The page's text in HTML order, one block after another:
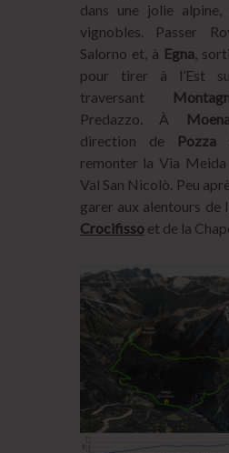
dans une jolie alpine,
vignobles. Passer
Salorno et, à Egna,
pour tirer à l’Est
traversant
Predazzo. À
direction de
Pozza
remonter la Via
Val San Nicolò. Peu
garer aux alentours de
Crocifissoet de la